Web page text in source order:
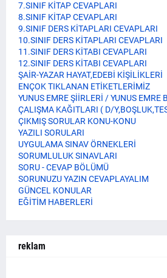
7.SINIF KİTAP CEVAPLARI
8.SINIF KİTAP CEVAPLARI
9.SINIF DERS KİTAPLARI CEVAPLARI
10.SINIF DERS KİTAPLARI CEVAPLARI
11.SINIF DERS KİTABI CEVAPLARI
12.SINIF DERS KİTABI CEVAPLARI
ŞAİR-YAZAR HAYAT,EDEBİ KİŞİLİKLERİ
ENÇOK TIKLANAN ETİKETLERİMİZ
YUNUS EMRE ŞİİRLERİ / YUNUS EMRE
ÇALIŞMA KAĞITLARI ( D/
ÇIKMIŞ SORULAR KONU-KONU
YAZILI SORULARI
UYGULAMA SINAV ÖRNEKLERİ
SORUMLULUK SINAVLARI
SORU - CEVAP BÖLÜMÜ
SORUNUZU YAZIN CEVAPLAYALIM
GÜNCEL KONULAR
EĞİTİM HABERLERİ
reklam